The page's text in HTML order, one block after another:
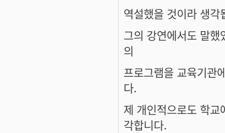
역설했을 것이라 생각
그의 강연에서도 말
의
프로그램을 교육기관
다.
제 개인적으로도 학
각합니다.